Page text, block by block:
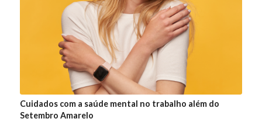
Cuidados com a saúde mental no trabalho além do
Setembro Amarelo